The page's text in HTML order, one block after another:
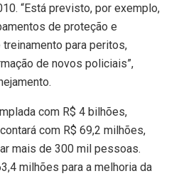
“Está previsto, por exemplo,
de proteção e
para peritos,
de novos policiais”,
com R$ 4 bilhões,
com R$ 69,2 milhões,
mais de 300 mil pessoas.
milhões para a melhoria da